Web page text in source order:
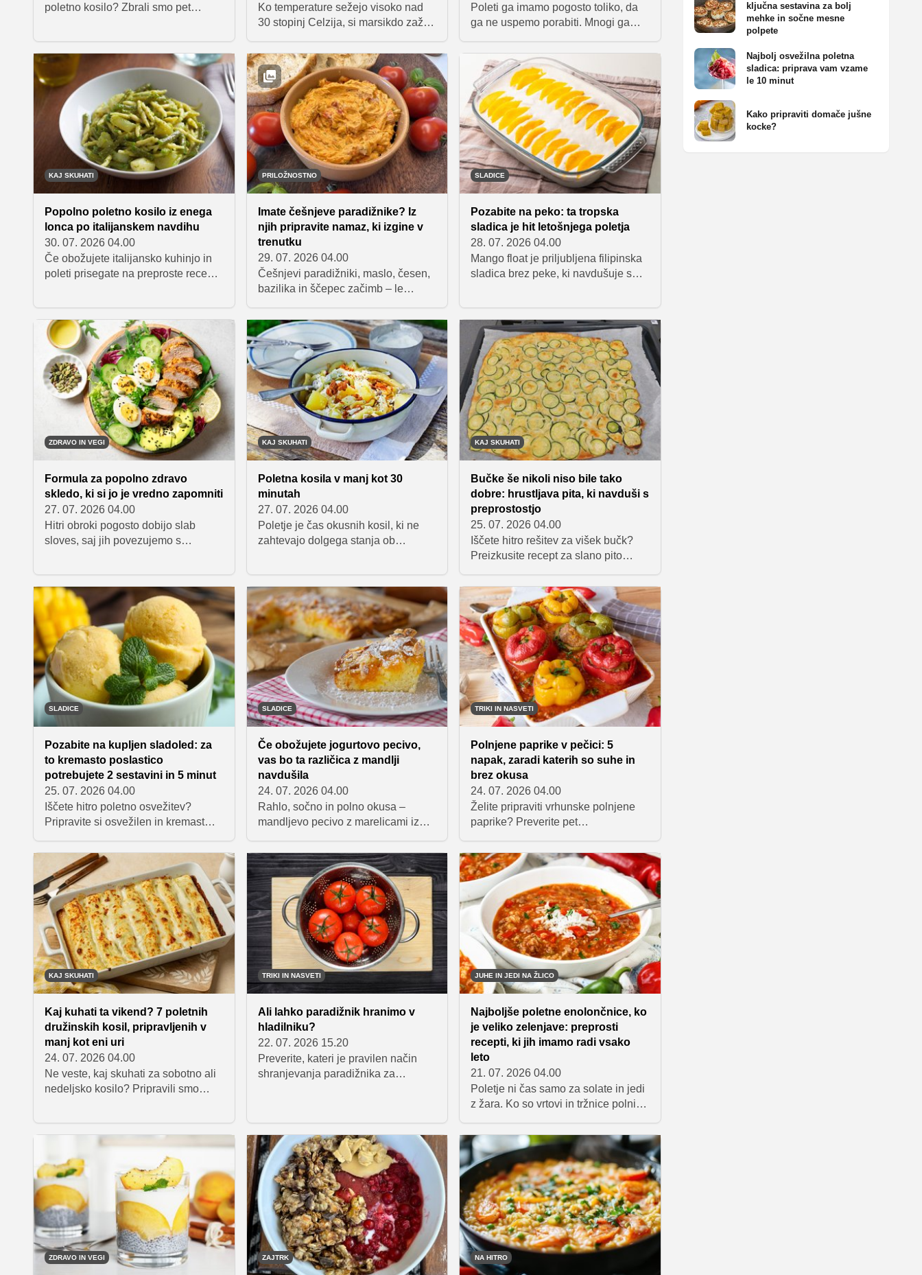
poletno kosilo? Zbrali smo pet
shrambe. Preprosta navodila vam
bodo pomagala pripraviti odlične
obroke brez zapletenega kuhanja
med tednom.
Ko temperature sežejo visoko nad
30 stopinj Celzija, si marsikdo zaželi
limonade. Stepena limonada
navdušuje s prijetno sladko-kislim
okusom in izjemno preprosto
pripravo. Za osnovno različico
potrebujemo le nekaj sestavin, ki
ustvarijo gladek, skoraj penast
napitek, ki je hkrati kisel, sladek in
kremast.
Poleti ga imamo pogosto toliko, da
ga ne uspemo porabiti. Mnogi ga
več kuharskih strokovnjakov pa
priporoča še eno presenetljivo
preprosto rešitev – zamrzovanje
celega paradižnika.
KAJ SKUHATI
Popolno poletno kosilo iz enega
lonca po italijanskem navdihu
30. 07. 2026 04.00
Če obožujete italijansko kuhinjo in
poleti prisegate na preproste recepte
ligurijsko združujejo pesto, krompir,
stročji fižol in testenine v okusno,
hranljivo in presenetljivo preprosto
kosilo, ki ga pripravimo v enem
loncu.
PRILOŽNOSTNO
Imate češnjeve paradižnike? Iz
njih pripravite namaz, ki izgine v
trenutku
29. 07. 2026 04.00
Češnjevi paradižniki, maslo, česen,
bazilika in ščepec začimb – le
namaz, ki vas bo navdušil že ob
prvem grižljaju. Odličen je na
svežem ali popečenem kruhu, v
sendvičih ali kot dodatek mesu,
ribam in pečeni zelenjavi. Njegova
največja pomanjkljivost? Pojedli ga
boste veliko hitreje, kot bi si želeli.
SLADICE
Pozabite na peko: ta tropska
sladica je hit letošnjega poletja
28. 07. 2026 04.00
Mango float je priljubljena filipinska
sladica brez peke, ki navdušuje s
izjemno preprosta, saj zanjo
potrebujemo le štiri sestavine:
mango, graham krekerje,
kondenzirano mleko in smetano za
stepanje. Po nekaj urah hlajenja se
plasti povežejo v sočno sladico, ki je
kot nalašč za vroče poletne dni.
ZDRAVO IN VEGI
Formula za popolno zdravo
skledo, ki si jo je vredno zapomniti
27. 07. 2026 04.00
Hitri obroki pogosto dobijo slab
sloves, saj jih povezujemo s
tako. Ena najbolj preprostih, okusnih
in uravnoteženih rešitev je zdrava
skleda. Gre za obrok, ki združuje
kakovostne sestavine, veliko
zelenjave, beljakovine in preliv, ki
vse skupaj poveže v harmonično
celoto.
KAJ SKUHATI
Poletna kosila v manj kot 30
minutah
27. 07. 2026 04.00
Poletje je čas okusnih kosil, ki ne
zahtevajo dolgega stanja ob
pol ure, a so kljub hitri pripravi polni
okusa. Od kremastih njokov do
lahkih sezonskih jedi – to so ideje za
dni, ko želimo dobro jesti brez
kompliciranja.
KAJ SKUHATI
Bučke še nikoli niso bile tako
dobre: hrustljava pita, ki navduši s
preprostostjo
25. 07. 2026 04.00
Iščete hitro rešitev za višek bučk?
Preizkusite recept za slano pito
sestavine in malo časa. Z dodatkom
koruzne moke bo pita vselej
popolnoma hrustljava, njena
priprava pa preprosta in izjemno
praktična.
SLADICE
Pozabite na kupljen sladoled: za
to kremasto poslastico
potrebujete 2 sestavini in 5 minut
25. 07. 2026 04.00
Iščete hitro poletno osvežitev?
Pripravite si osvežilen in kremast
potrebujete samo dve sestavini. Ne
vsebuje mlečnih izdelkov in jajc,
pripravljen pa je že v petih minutah.
SLADICE
Če obožujete jogurtovo pecivo,
vas bo ta različica z mandlji
navdušila
24. 07. 2026 04.00
Rahlo, sočno in polno okusa –
mandljevo pecivo z marelicami iz
priljubljenega jogurtovega peciva.
Zaradi kombinacije mandljev in
sladko-kislih marelic je vsak grižljaj
še posebej bogat. Preprosto pecivo
navduši ob skodelici kave ali čaja,
odlično pa se obnese tudi na
piknikih, zabavah in izletih.
TRIKI IN NASVETI
Polnjene paprike v pečici: 5
napak, zaradi katerih so suhe in
brez okusa
24. 07. 2026 04.00
Želite pripraviti vrhunske polnjene
paprike? Preverite pet
nadev postane suh ali trd, in odkrijte
praktične nasvete, s katerimi bodo
vaše paprike iz pečice vsakič
popolno uspele.
KAJ SKUHATI
Kaj kuhati ta vikend? 7 poletnih
družinskih kosil, pripravljenih v
manj kot eni uri
24. 07. 2026 04.00
Ne veste, kaj skuhati za sobotno ali
nedeljsko kosilo? Pripravili smo
pripravljene pa so v manj kot eni uri.
Med njimi boste našli vse od
testenin in rižote do zelenjavnih in
ribjih jedi ter priljubljenega
piščančjega gyrosa.
TRIKI IN NASVETI
Ali lahko paradižnik hranimo v
hladilniku?
22. 07. 2026 15.20
Preverite, kateri je pravilen način
shranjevanja paradižnika za
JUHE IN JEDI NA ŽLICO
Najboljše poletne enolončnice, ko
je veliko zelenjave: preprosti
recepti, ki jih imamo radi vsako
leto
21. 07. 2026 04.00
Poletje ni čas samo za solate in jedi
z žara. Ko so vrtovi in tržnice polni
tudi za lahkotne jedi na žlico, ki so
okusne, hranljive in preproste za
pripravo.
ZDRAVO IN VEGI ZAJTRK NA HITRO
ključna sestavina za bolj
mehke in sočne mesne
polpete
Najbolj osvežilna poletna
sladica: priprava vam vzame
le 10 minut
Kako pripraviti domače jušne
kocke?